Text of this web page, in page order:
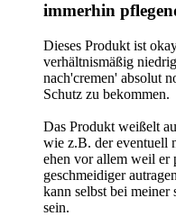
immerhin
Dieses Produkt ist
verhältnismäßig
nach'cremen' absolut
Schutz zu bekommen.
Das Produkt weißelt
wie z.B. der eventuell
ehen vor allem weil er
geschmeidiger
kann selbst bei
sein.